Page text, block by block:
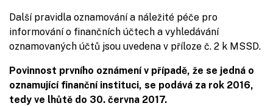
Další pravidla oznamování a náležité péče pro
informování o finančních účtech a vyhledávání
oznamovaných účtů jsou uvedena v příloze č. 2 k MSSD.
Povinnost prvního oznámení v případě, že se jedná o
oznamující finanční instituci, se podává za rok 2016,
tedy ve lhůtě do 30. června 2017.